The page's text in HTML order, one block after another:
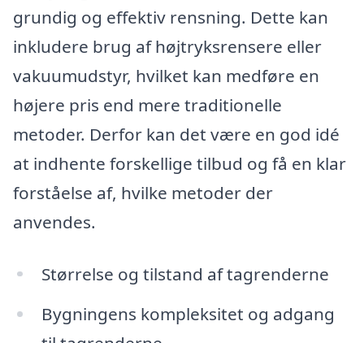
grundig og effektiv rensning. Dette kan
inkludere brug af højtryksrensere eller
vakuumudstyr, hvilket kan medføre en
højere pris end mere traditionelle
metoder. Derfor kan det være en god idé
at indhente forskellige tilbud og få en klar
forståelse af, hvilke metoder der
anvendes.
Størrelse og tilstand af tagrenderne
Bygningens kompleksitet og adgang